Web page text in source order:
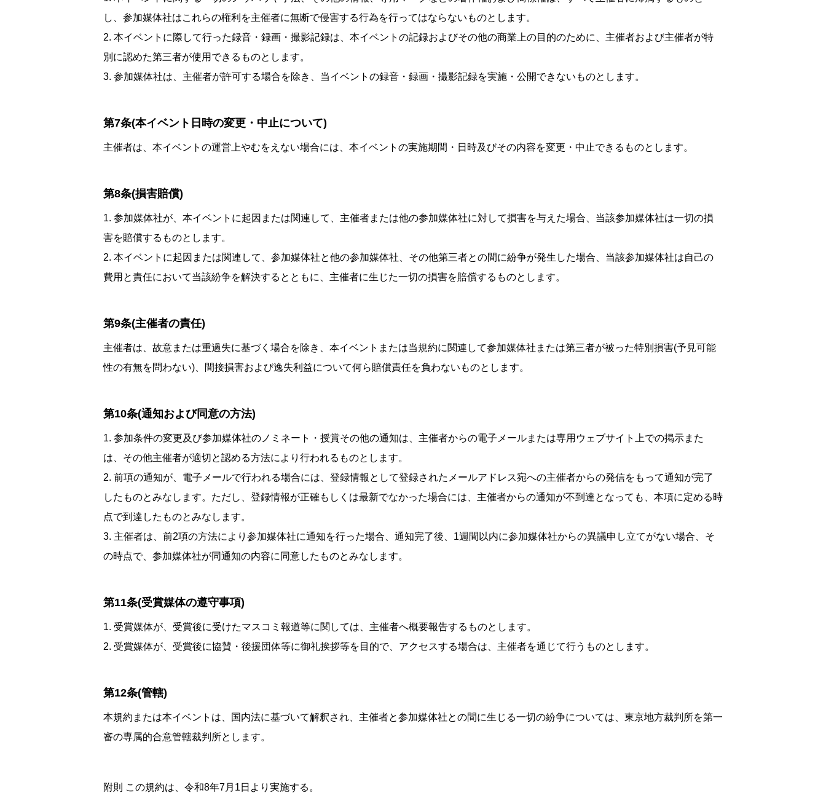
し、参加媒体社はこれらの権利を主催者に無断で侵害する行為を行ってはならないものとします。
2. 本イベントに際して行った録音・録画・撮影記録は、本イベントの記録およびその他の商業上の目的のために、主催者および主催者が特
別に認めた第三者が使用できるものとします。
3. 参加媒体社は、主催者が許可する場合を除き、当イベントの録音・録画・撮影記録を実施・公開できないものとします。
第7条(本イベント日時の変更・中止について)
主催者は、本イベントの運営上やむをえない場合には、本イベントの実施期間・日時及びその内容を変更・中止できるものとします。
第8条(損害賠償)
1. 参加媒体社が、本イベントに起因または関連して、主催者または他の参加媒体社に対して損害を与えた場合、当該参加媒体社は一切の損
害を賠償するものとします。
2. 本イベントに起因または関連して、参加媒体社と他の参加媒体社、その他第三者との間に紛争が発生した場合、当該参加媒体社は自己の
費用と責任において当該紛争を解決するとともに、主催者に生じた一切の損害を賠償するものとします。
第9条(主催者の責任)
主催者は、故意または重過失に基づく場合を除き、本イベントまたは当規約に関連して参加媒体社または第三者が被った特別損害(予見可能
性の有無を問わない)、間接損害および逸失利益について何ら賠償責任を負わないものとします。
第10条(通知および同意の方法)
1. 参加条件の変更及び参加媒体社のノミネート・授賞その他の通知は、主催者からの電子メールまたは専用ウェブサイト上での掲示また
は、その他主催者が適切と認める方法により行われるものとします。
2. 前項の通知が、電子メールで行われる場合には、登録情報として登録されたメールアドレス宛への主催者からの発信をもって通知が完了
したものとみなします。ただし、登録情報が正確もしくは最新でなかった場合には、主催者からの通知が不到達となっても、本項に定める時
点で到達したものとみなします。
3. 主催者は、前2項の方法により参加媒体社に通知を行った場合、通知完了後、1週間以内に参加媒体社からの異議申し立てがない場合、そ
の時点で、参加媒体社が同通知の内容に同意したものとみなします。
第11条(受賞媒体の遵守事項)
1. 受賞媒体が、受賞後に受けたマスコミ報道等に関しては、主催者へ概要報告するものとします。
2. 受賞媒体が、受賞後に協賛・後援団体等に御礼挨拶等を目的で、アクセスする場合は、主催者を通じて行うものとします。
第12条(管轄)
本規約または本イベントは、国内法に基づいて解釈され、主催者と参加媒体社との間に生じる一切の紛争については、東京地方裁判所を第一
審の専属的合意管轄裁判所とします。
附則 この規約は、令和8年7月1日より実施する。